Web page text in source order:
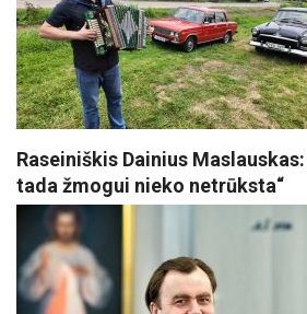
Raseiniškis Dainius
tada žmogui nieko netrūksta“